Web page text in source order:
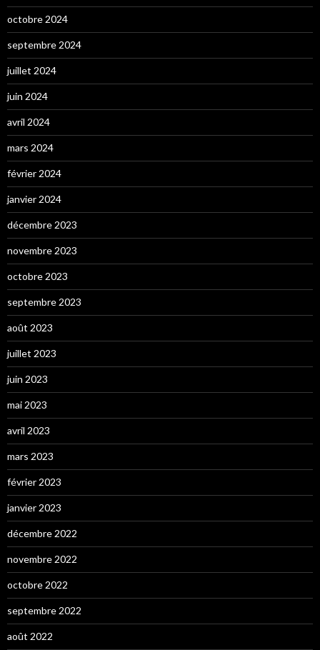
octobre 2024
septembre 2024
juillet 2024
juin 2024
avril 2024
mars 2024
février 2024
janvier 2024
décembre 2023
novembre 2023
octobre 2023
septembre 2023
août 2023
juillet 2023
juin 2023
mai 2023
avril 2023
mars 2023
février 2023
janvier 2023
décembre 2022
novembre 2022
octobre 2022
septembre 2022
août 2022